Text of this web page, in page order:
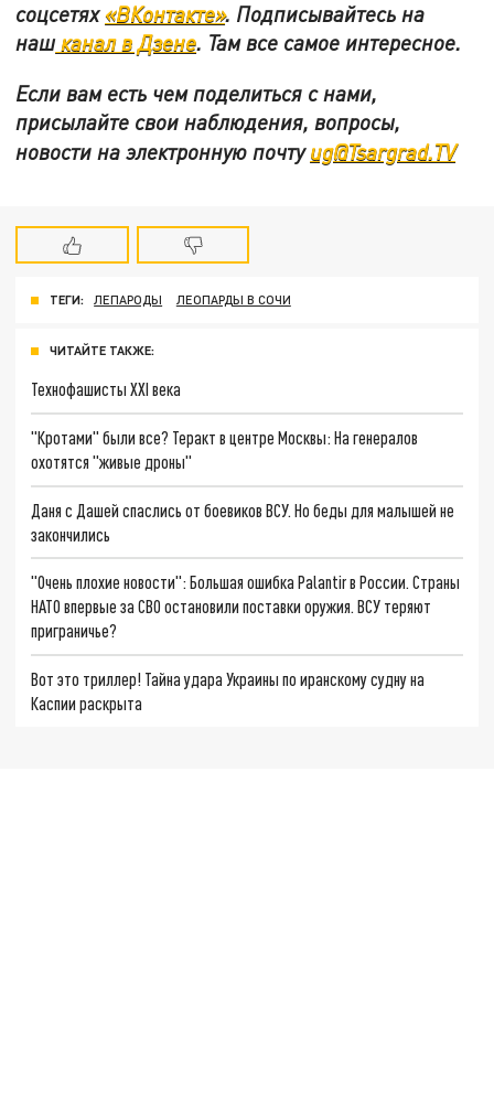
соцсетях«ВКонтакте». Подписывайтесь на
нашканал в Дзене. Там все самое интересное.
Если вам есть чем поделиться с нами,
присылайте свои наблюдения, вопросы,
новости на электронную почтуug@Tsargrad.TV
ТЕГИ: ЛЕПАРОДЫ ЛЕОПАРДЫ В СОЧИ
ЧИТАЙТЕ ТАКЖЕ:
Технофашисты XXI века
"Кротами" были все? Теракт в центре Москвы: На генералов
охотятся "живые дроны"
Даня с Дашей спаслись от боевиков ВСУ. Но беды для малышей не
закончились
"Очень плохие новости": Большая ошибка Palantir в России. Страны
НАТО впервые за СВО остановили поставки оружия. ВСУ теряют
приграничье?
Вот это триллер! Тайна удара Украины по иранскому судну на
Каспии раскрыта